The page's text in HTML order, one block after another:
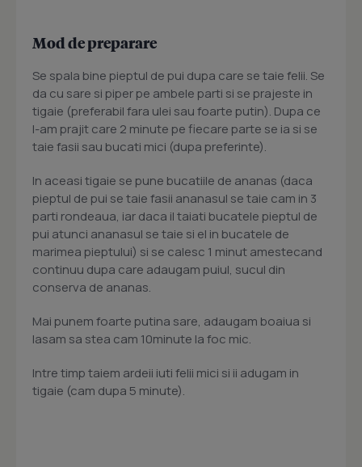
Mod de preparare
Se spala bine pieptul de pui dupa care se taie felii. Se
da cu sare si piper pe ambele parti si se prajeste in
tigaie (preferabil fara ulei sau foarte putin). Dupa ce
l-am prajit care 2 minute pe fiecare parte se ia si se
taie fasii sau bucati mici (dupa preferinte).
In aceasi tigaie se pune bucatiile de ananas (daca
pieptul de pui se taie fasii ananasul se taie cam in 3
parti rondeaua, iar daca il taiati bucatele pieptul de
pui atunci ananasul se taie si el in bucatele de
marimea pieptului) si se calesc 1 minut amestecand
continuu dupa care adaugam puiul, sucul din
conserva de ananas.
Mai punem foarte putina sare, adaugam boaiua si
lasam sa stea cam 10minute la foc mic.
Intre timp taiem ardeii iuti felii mici si ii adugam in
tigaie (cam dupa 5 minute).